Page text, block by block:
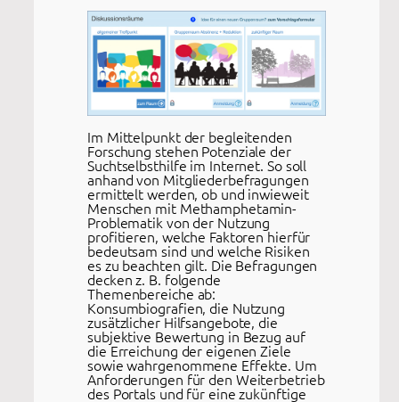
Im Mittelpunkt der begleitenden
Forschung stehen Potenziale der
Suchtselbsthilfe im Internet. So soll
anhand von Mitgliederbefragungen
ermittelt werden, ob und inwieweit
Menschen mit Methamphetamin-
Problematik von der Nutzung
profitieren, welche Faktoren hierfür
bedeutsam sind und welche Risiken
es zu beachten gilt. Die Befragungen
decken z. B. folgende
Themenbereiche ab:
Konsumbiografien, die Nutzung
zusätzlicher Hilfsangebote, die
subjektive Bewertung in Bezug auf
die Erreichung der eigenen Ziele
sowie wahrgenommene Effekte. Um
Anforderungen für den Weiterbetrieb
des Portals und für eine zukünftige